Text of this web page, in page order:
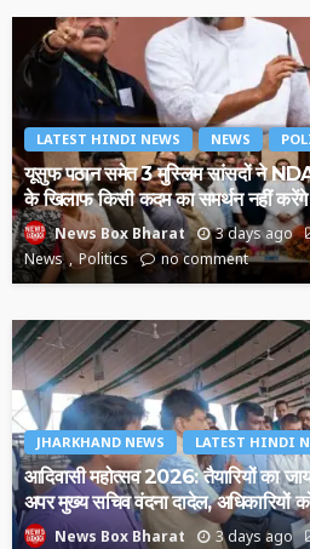
LATEST HINDI NEWS NEWS
यूसुफ पठान समेत 3 मुस्लिम सांसदों ने
के खिलाफ किसी कदम का समर्थन नहीं करेंगे
News Box Bharat 3 days ago
News
Politics no comment
JHARKHAND NEWS LATEST HINDI
आदिवासी महोत्सव 2026: तैयारियों का
अपर मुख्य सचिव वंदना दादेल, अधिकारियों
News Box Bharat 3 days ago